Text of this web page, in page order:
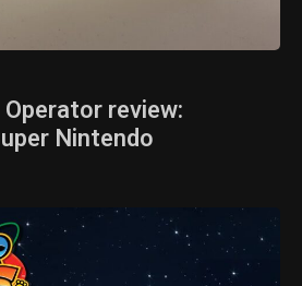
review:
Nintendo